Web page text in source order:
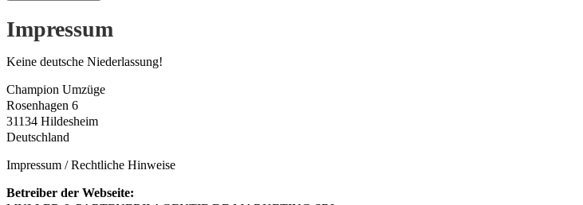
Impressum
Keine deutsche Niederlassung!
Champion Umzüge
Rosenhagen 6
31134 Hildesheim
Deutschland
Impressum / Rechtliche Hinweise
Betreiber der Webseite: